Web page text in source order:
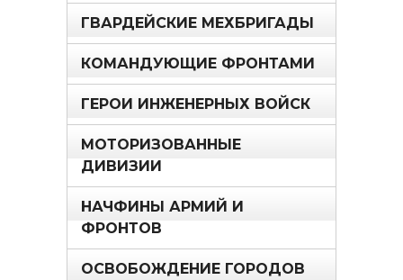
ГВАРДЕЙСКИЕ МЕХБРИГАДЫ
КОМАНДУЮЩИЕ ФРОНТАМИ
ГЕРОИ ИНЖЕНЕРНЫХ ВОЙСК
МОТОРИЗОВАННЫЕ
ДИВИЗИИ
НАЧФИНЫ АРМИЙ И
ФРОНТОВ
ОСВОБОЖДЕНИЕ ГОРОДОВ